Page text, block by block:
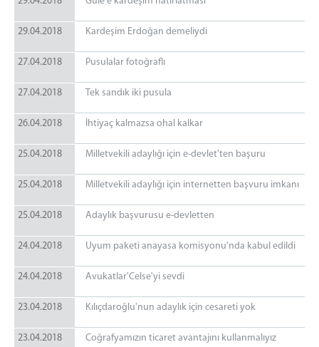
29.04.2018 Kardeşim Erdoğan demeliydi
27.04.2018 Pusulalar fotoğraflı
27.04.2018 Tek sandık iki pusula
26.04.2018 İhtiyaç kalmazsa ohal kalkar
25.04.2018 Milletvekili adaylığı için e-devlet'ten başuru
25.04.2018 Milletvekili adaylığı için internetten başvuru imkanı
25.04.2018 Adaylık başvurusu e-devletten
24.04.2018 Uyum paketi anayasa komisyonu'nda kabul edildi
24.04.2018 Avukatlar'Celse'yi sevdi
23.04.2018 Kılıçdaroğlu'nun adaylık için cesareti yok
23.04.2018 Coğrafyamızın ticaret avantajını kullanmalıyız